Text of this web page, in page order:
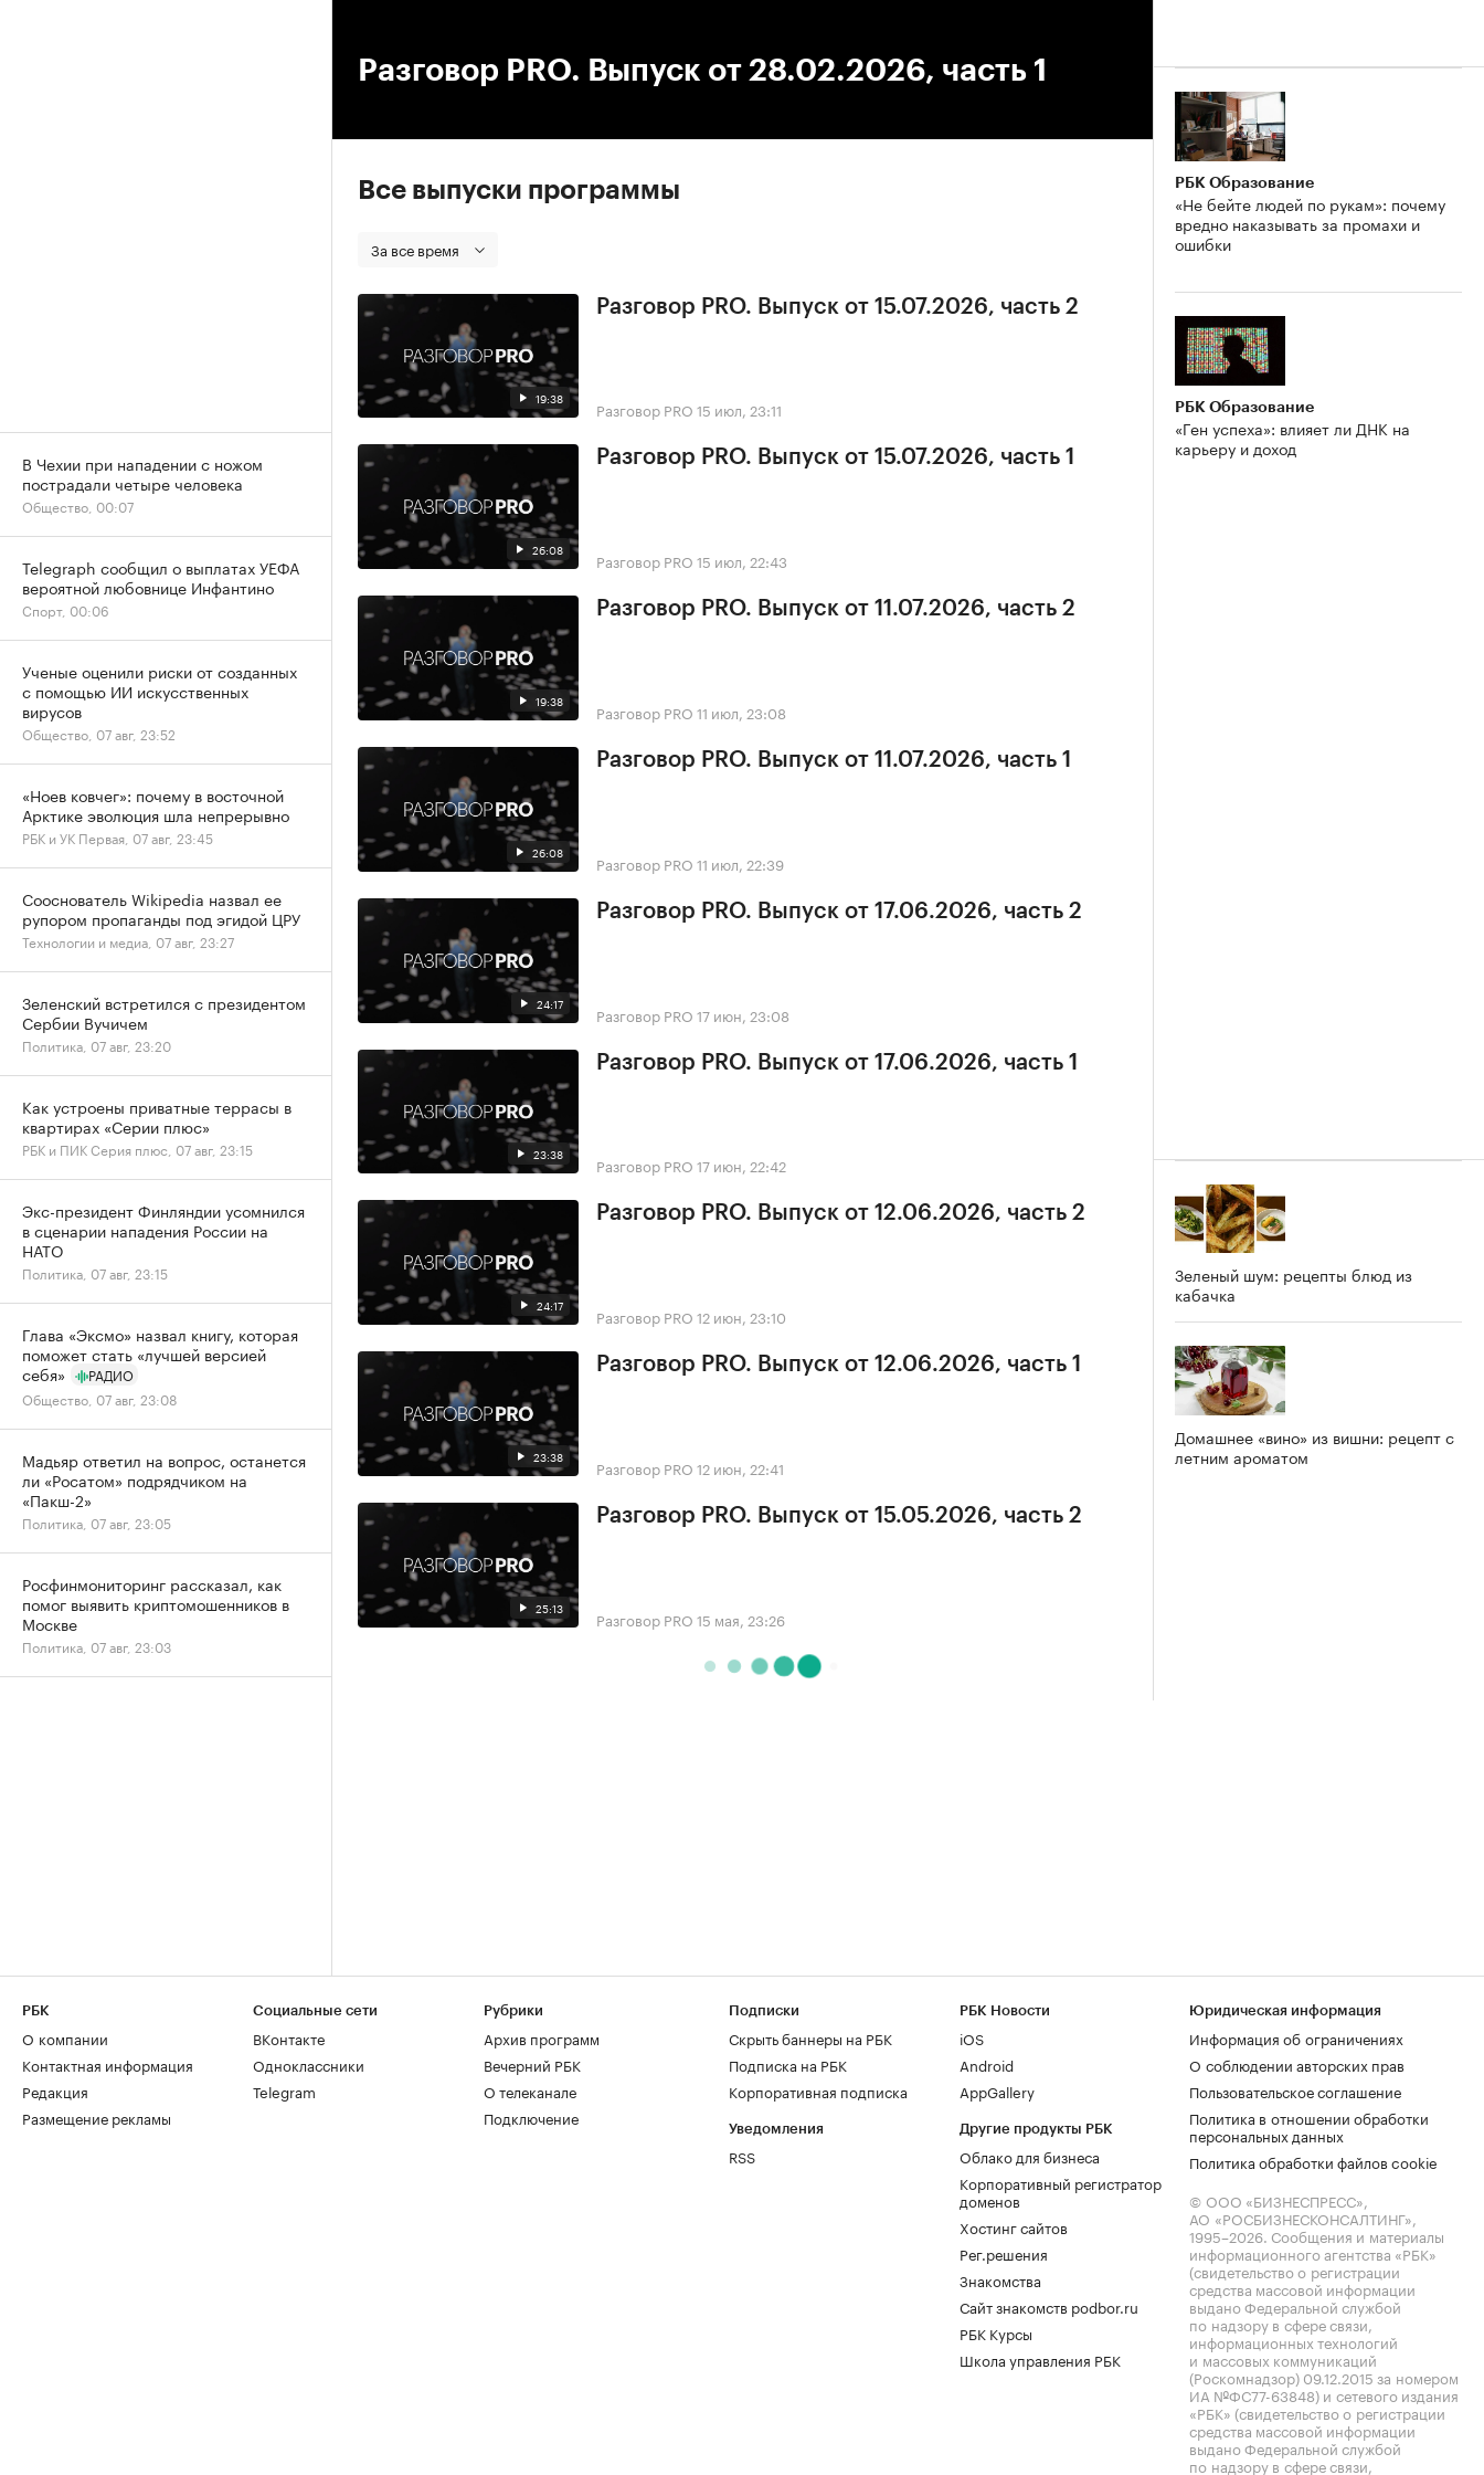
Разговор PRO. Выпуск от 28.02.2026, часть 1
Все выпуски программы
За все время
19:38
Разговор PRO. Выпуск от 15.07.2026, часть 2
Разговор PRO 15 июл, 23:11
26:08
Разговор PRO. Выпуск от 15.07.2026, часть 1
Разговор PRO 15 июл, 22:43
19:38
Разговор PRO. Выпуск от 11.07.2026, часть 2
Разговор PRO 11 июл, 23:08
26:08
Разговор PRO. Выпуск от 11.07.2026, часть 1
Разговор PRO 11 июл, 22:39
24:17
Разговор PRO. Выпуск от 17.06.2026, часть 2
Разговор PRO 17 июн, 23:08
23:38
Разговор PRO. Выпуск от 17.06.2026, часть 1
Разговор PRO 17 июн, 22:42
24:17
Разговор PRO. Выпуск от 12.06.2026, часть 2
Разговор PRO 12 июн, 23:10
23:38
Разговор PRO. Выпуск от 12.06.2026, часть 1
Разговор PRO 12 июн, 22:41
25:13
Разговор PRO. Выпуск от 15.05.2026, часть 2
Разговор PRO 15 мая, 23:26
РБК Образование
«Не бейте людей по рукам»: почему
вредно наказывать за промахи и
ошибки
РБК Образование
«Ген успеха»: влияет ли ДНК на
карьеру и доход
Зеленый шум: рецепты блюд из
кабачка
Домашнее «вино» из вишни: рецепт с
летним ароматом
В Чехии при нападении с ножом
пострадали четыре человека
Общество, 00:07
Telegraph сообщил о выплатах УЕФА
вероятной любовнице Инфантино
Спорт, 00:06
Ученые оценили риски от созданных
с помощью ИИ искусственных
вирусов
Общество, 07 авг, 23:52
«Ноев ковчег»: почему в восточной
Арктике эволюция шла непрерывно
РБК и УК Первая, 07 авг, 23:45
Сооснователь Wikipedia назвал ее
рупором пропаганды под эгидой ЦРУ
Технологии и медиа, 07 авг, 23:27
Зеленский встретился с президентом
Сербии Вучичем
Политика, 07 авг, 23:20
Как устроены приватные террасы в
квартирах «Серии плюс»
РБК и ПИК Серия плюс, 07 авг, 23:15
Экс-президент Финляндии усомнился
в сценарии нападения России на
НАТО
Политика, 07 авг, 23:15
Глава «Эксмо» назвал книгу, которая
поможет стать «лучшей версией
себя»
РАДИО
Общество, 07 авг, 23:08
Мадьяр ответил на вопрос, останется
ли «Росатом» подрядчиком на
«Пакш-2»
Политика, 07 авг, 23:05
Росфинмониторинг рассказал, как
помог выявить криптомошенников в
Москве
Политика, 07 авг, 23:03
РБК
О компании
Контактная информация
Редакция
Размещение рекламы
Социальные сети
ВКонтакте
Одноклассники
Telegram
Рубрики
Архив программ
Вечерний РБК
О телеканале
Подключение
Подписки
Скрыть баннеры на РБК
Подписка на РБК
Корпоративная подписка
Уведомления
RSS
РБК Новости
iOS
Android
AppGallery
Другие продукты РБК
Облако для бизнеса
Корпоративный регистратор
доменов
Хостинг сайтов
Рег.решения
Знакомства
Сайт знакомств podbor.ru
РБК Курсы
Школа управления РБК
Юридическая информация
Информация об ограничениях
О соблюдении авторских прав
Пользовательское соглашение
Политика в отношении обработки
персональных данных
Политика обработки файлов cookie
© ООО «БИЗНЕСПРЕСС»,
АО «РОСБИЗНЕСКОНСАЛТИНГ»,
1995–2026. Сообщения и материалы
информационного агентства «РБК»
(свидетельство о регистрации
средства массовой информации
выдано Федеральной службой
по надзору в сфере связи,
информационных технологий
и массовых коммуникаций
(Роскомнадзор) 09.12.2015 за номером
ИА №ФС77-63848) и сетевого издания
«РБК» (свидетельство о регистрации
средства массовой информации
выдано Федеральной службой
по надзору в сфере связи,